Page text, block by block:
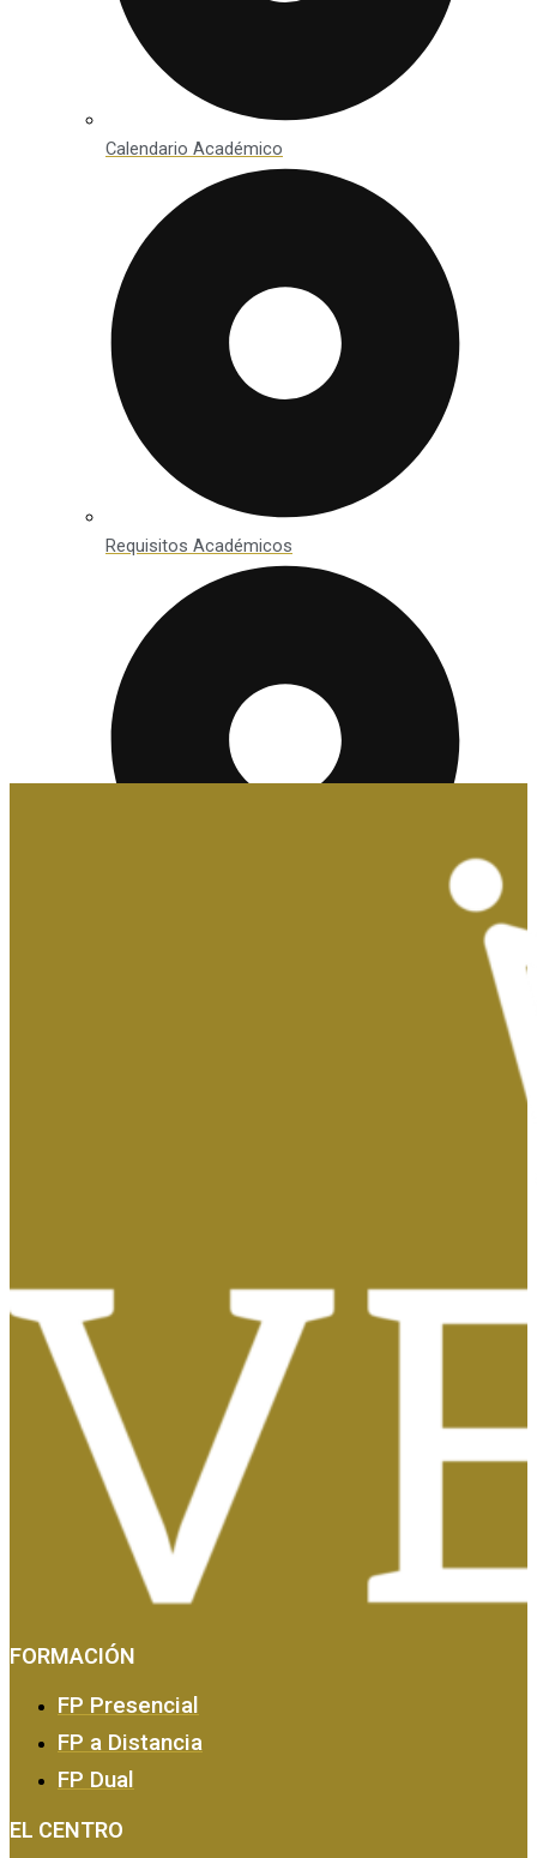
Calendario Académico
Requisitos Académicos
Tasas, Solicitud de Títulos y Certificados
FORMACIÓN
FP Presencial
FP a Distancia
FP Dual
EL CENTRO